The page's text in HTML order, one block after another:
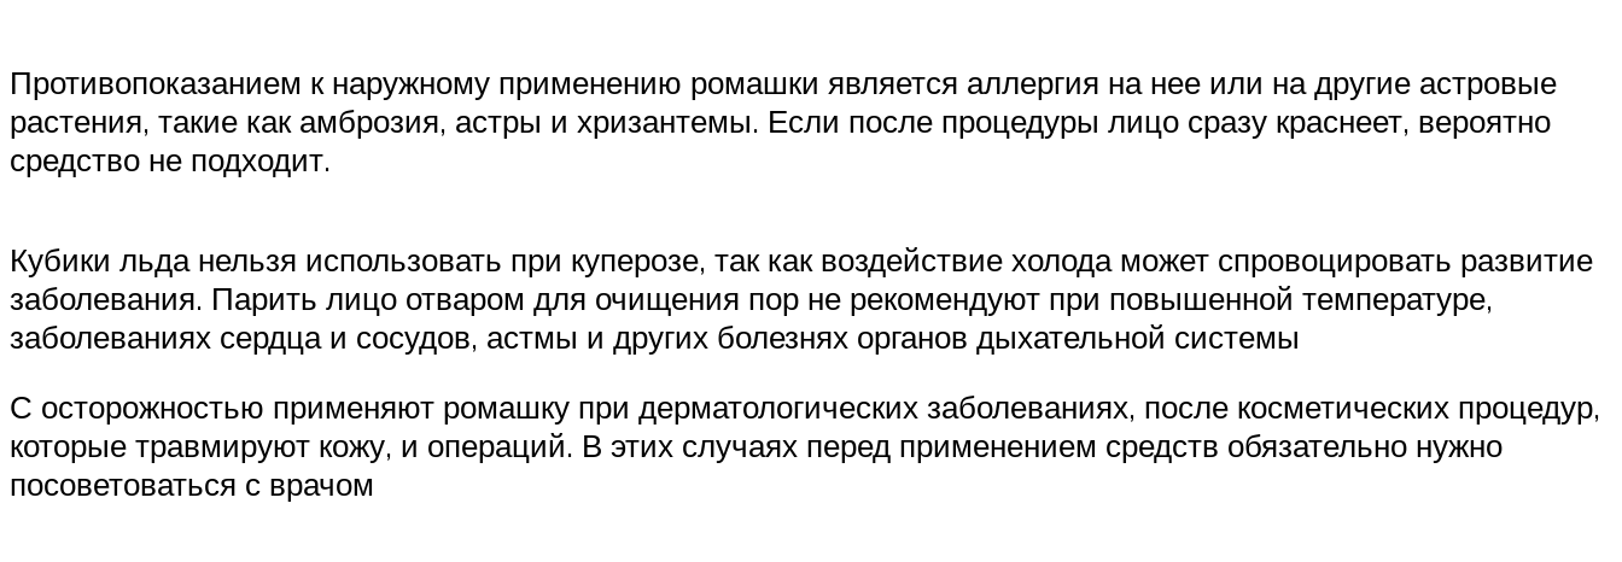
Противопоказанием к наружному применению ромашки является аллергия на нее или на другие астровые
растения, такие как амброзия, астры и хризантемы. Если после процедуры лицо сразу краснеет, вероятно
средство не подходит.
Кубики льда нельзя использовать при куперозе, так как воздействие холода может спровоцировать развитие
заболевания. Парить лицо отваром для очищения пор не рекомендуют при повышенной температуре,
заболеваниях сердца и сосудов, астмы и других болезнях органов дыхательной системы
С осторожностью применяют ромашку при дерматологических заболеваниях, после косметических процедур,
которые травмируют кожу, и операций. В этих случаях перед применением средств обязательно нужно
посоветоваться с врачом